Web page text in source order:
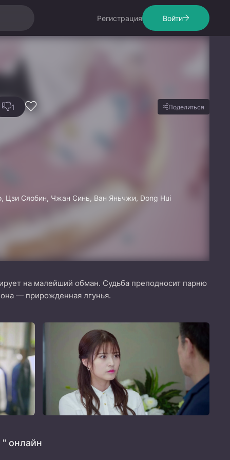
Регистрация Войти
1 Поделиться
Цзи Сяобин, Чжан Синь, Ван Яньчжи, Dong Hui
на малейший обман. Судьба преподносит парню
— прирожденная лгунья.
онлайн